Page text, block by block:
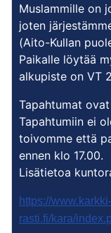
Muslammille on
joten
(Aito-Kullan
Paikalle löytää
alkupiste on VT
Tapahtumat
Tapahtumiin ei
toivomme että
ennen klo 17.00.
Lisätietoa
https://www.karkki-
rasti.fi/kara/